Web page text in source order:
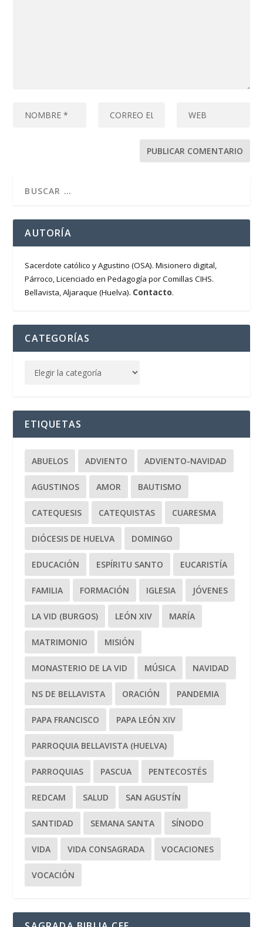
AUTORÍA
Sacerdote católico y Agustino (OSA). Misionero digital,
Párroco, Licenciado en Pedagogía por Comillas CIHS.
Bellavista, Aljaraque (Huelva). Contacto.
CATEGORÍAS
ETIQUETAS
ABUELOS ADVIENTO ADVIENTO-NAVIDAD
AGUSTINOS AMOR BAUTISMO
CATEQUESIS CATEQUISTAS CUARESMA
DIÓCESIS DE HUELVA DOMINGO
EDUCACIÓN ESPÍRITU SANTO EUCARISTÍA
FAMILIA FORMACIÓN IGLESIA JÓVENES
LA VID (BURGOS) LEÓN XIV MARÍA
MATRIMONIO MISIÓN
MONASTERIO DE LA VID MÚSICA NAVIDAD
NS DE BELLAVISTA ORACIÓN PANDEMIA
PAPA FRANCISCO PAPA LEÓN XIV
PARROQUIA BELLAVISTA (HUELVA)
PARROQUIAS PASCUA PENTECOSTÉS
REDCAM SALUD SAN AGUSTÍN
SANTIDAD SEMANA SANTA SÍNODO
VIDA VIDA CONSAGRADA VOCACIONES
VOCACIÓN